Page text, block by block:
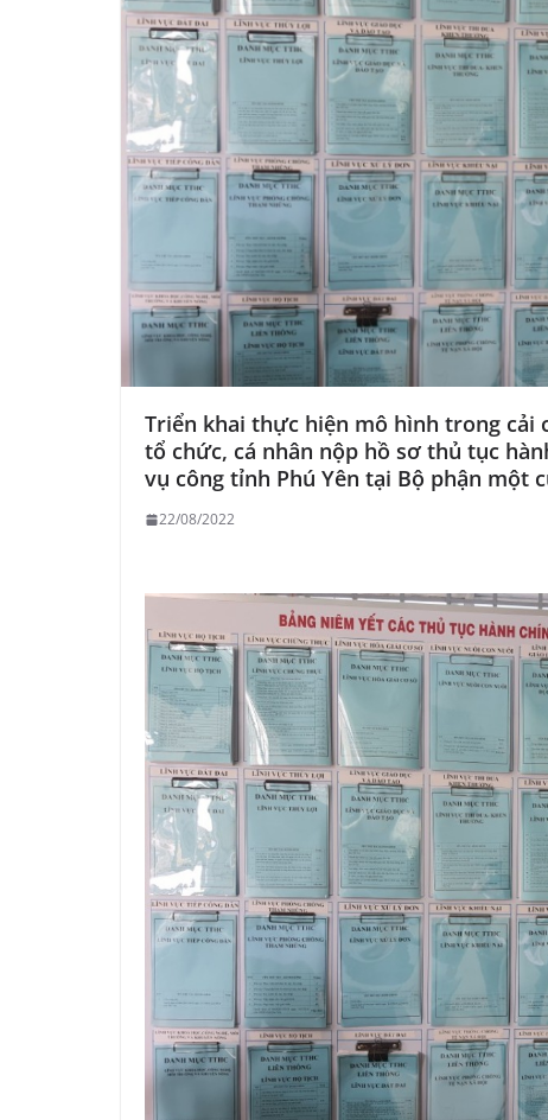
Triển khai thực hiện mô hình trong cải
tổ chức, cá nhân nộp hồ sơ thủ tục
vụ công tỉnh Phú Yên tại Bộ phận một
22/08/2022